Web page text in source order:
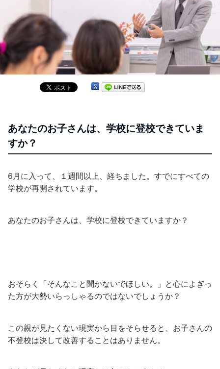
あなたのお子さんは、学校に登校できていま
すか？
6月に入って、１週間以上、経ちました。すでにすべての
学校が再開されています。
あなたのお子さんは、学校に登校できていますか？
おそらく「そんなこと聞かないでほしい。」と心によぎっ
た方が大勢いらっしゃるのではないでしょうか？
この親が見たくない現実から目をそらせると、お子さんの
不登校は決して改善することはありません。